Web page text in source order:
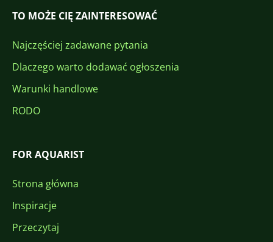
TO MOŻE CIĘ ZAINTERESOWAĆ
Najczęściej zadawane pytania
Dlaczego warto dodawać ogłoszenia
Warunki handlowe
RODO
FOR AQUARIST
Strona główna
Inspiracje
Przeczytaj